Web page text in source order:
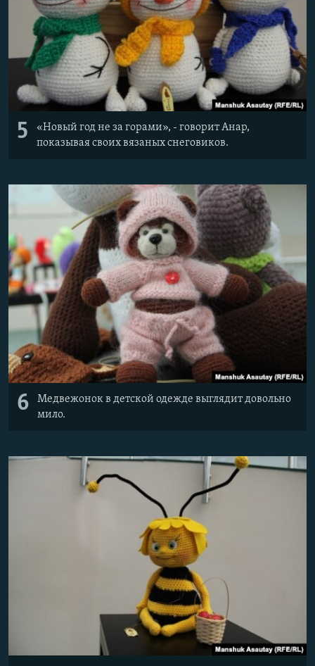
5
«Новый год не за горами», - говорит Анар,
показывая своих вязаных снеговиков.
6
Медвежонок в детской одежде выглядит довольно
мило.